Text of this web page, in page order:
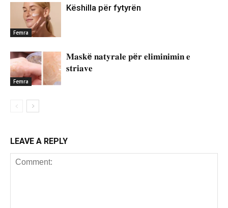
Femra
Këshilla për fytyrën
Femra
𝐌𝐚𝐬𝐤ë 𝐧𝐚𝐭𝐲𝐫𝐚𝐥𝐞 𝐩ë𝐫 𝐞𝐥𝐢𝐦𝐢𝐧𝐢𝐦𝐢𝐧 𝐞
𝐬𝐭𝐫𝐢𝐚𝐯𝐞
LEAVE A REPLY